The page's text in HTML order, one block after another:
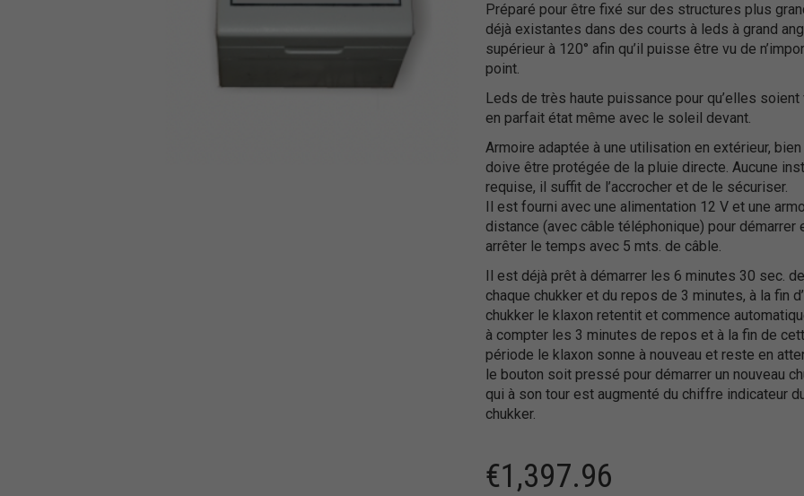
Préparé pour être fixé sur des structures plus
déjà existantes dans des courts à leds à grand
supérieur à 120° afin qu’il puisse être vu de
point.
Leds de très haute puissance pour qu’elles soient
en parfait état même avec le soleil devant.
Armoire adaptée à une utilisation en extérieur, bien
doive être protégée de la pluie directe. Aucune
requise, il suffit de l’accrocher et de le sécuriser.
Il est fourni avec une alimentation 12 V et une
distance (avec câble téléphonique) pour démarrer
arrêter le temps avec 5 mts. de câble.
Il est déjà prêt à démarrer les 6 minutes 30 sec. de
chaque chukker et du repos de 3 minutes, à la fin
chukker le klaxon retentit et commence
à compter les 3 minutes de repos et à la fin de
période le klaxon sonne à nouveau et reste en
le bouton soit pressé pour démarrer un nouveau
qui à son tour est augmenté du chiffre indicateur
chukker.
€1,397.96